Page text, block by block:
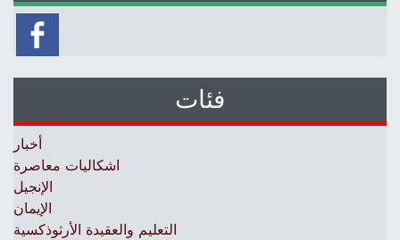
فئات
أخبار
اشكاليات معاصرة
الإنجيل
الإيمان
التعليم والعقيدة الأرثوذكسية